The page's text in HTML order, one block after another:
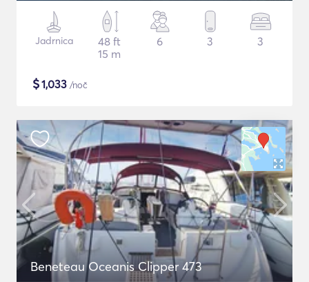
Jadrnica
48 ft
15 m
6 3 3
$1,033 /noč
Beneteau Oceanis Clipper 473